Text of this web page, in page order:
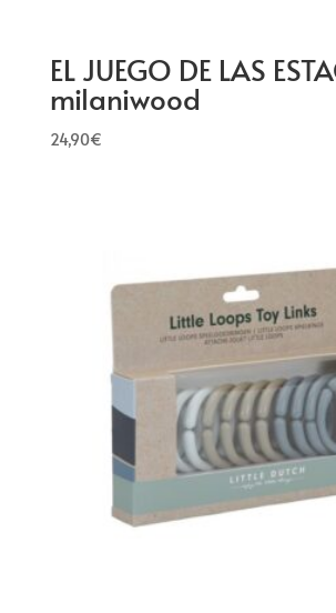
EL JUEGO DE LAS
milaniwood
24,90€